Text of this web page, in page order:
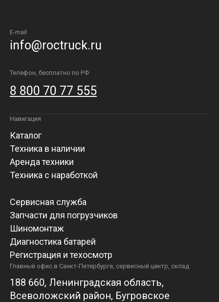
E-mail
info@roctruck.ru
Телефон, бесплатно по РФ
8 800 70 77 555
Навигация
Каталог
Техника в наличии
Аренда техники
Техника с наработкой
Сервисная служба
Запчасти для погрузчиков
Шиномонтаж
Диагностика батарей
Регистрация и техосмотр
Главный офис в Санкт-Петербурге, сервисный центр, склад
188 660, Ленинградская область,
Всеволожский район, Бугровское